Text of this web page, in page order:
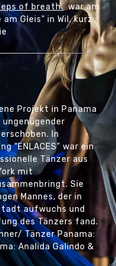
of breathwar am
Gleis" in Wil, kurz
Projekt in Panama
In
"ENLACES" war ein
Tänzer aus
mit
Sie
Mannes, der in
aufwuchs und
des Tänzers fand.
Tänzer Panama:
Analida Galindo &